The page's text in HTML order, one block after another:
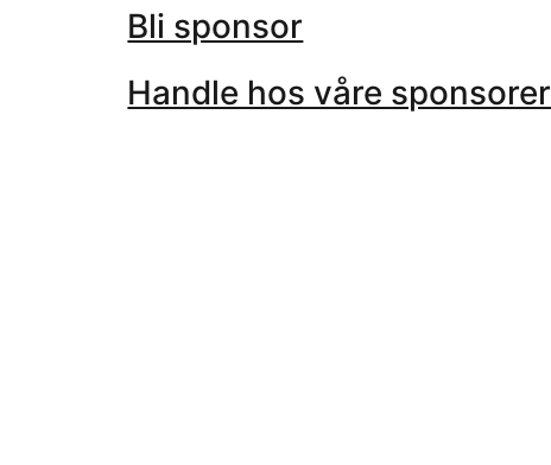
Bli sponsor
Handle hos våre sponsorer